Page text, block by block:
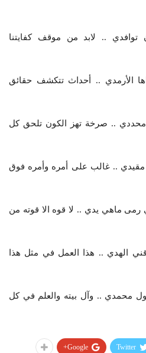
توافدي .. لابد من موقف كفايتنا
الأرمدي .. أحداث تتكشف حقائق
محددي .. صرخة تهز الكون تلحق كل
مقيدي .. غالب على أمره وأمره فوق
ماهي يدي .. لا قوه الا قوته من
الهدي .. هذا العمل في مثل هذا
محمدي .. وآل بيته والعلم في كل
Twitter
Google+